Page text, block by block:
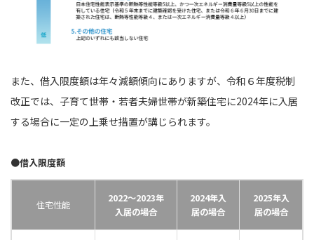
また、借入限度額は年々減額傾向にありますが、令和６年度税制
改正では、子育て世帯・若者夫婦世帯が新築住宅に2024年に入居
する場合に一定の上乗せ措置が講じられます。
●借入限度額
住宅性能
2022〜2023年
入居の場合
2024年入
居の場合
2025年入
居の場合